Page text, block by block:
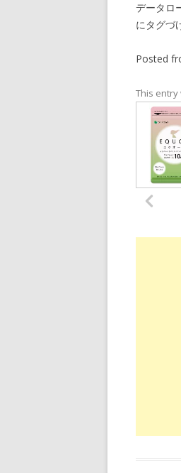
データロ
にタグづ
Posted
This entry